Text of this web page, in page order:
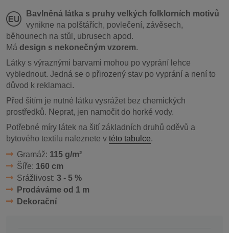
Bavlněná látka s pruhy velkých folklorních motivů
vynikne na polštářích, povlečení, závěsech,
běhounech na stůl, ubrusech apod.
Má design s nekonečným vzorem.
Látky s výraznými barvami mohou po vyprání lehce
vyblednout. Jedná se o přirozený stav po vyprání a není to
důvod k reklamaci.
Před šitím je nutné látku vysrážet bez chemických
prostředků. Neprat, jen namočit do horké vody.
Potřebné míry látek na šití základních druhů oděvů a
bytového textilu naleznete v této tabulce.
Gramáž: 115 g/m²
Šíře: 160 cm
Srážlivost: 3 - 5 %
Prodáváme od 1 m
Dekorační